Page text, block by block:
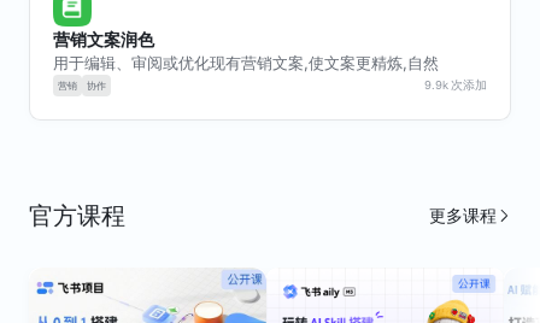
研究
营销文案润色
用于编辑、审阅或优化现有营销文案,使文案更精炼,自然
9.9k 次添加
官方课程 更多课程